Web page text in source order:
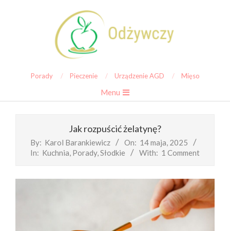
ODŻYWCZY
Porady Pieczenie Urządzenie AGD Mięso
Navigation
Menu
Jak rozpuścić żelatynę?
By: Karol Barankiewicz On: 14 maja, 2025
In: Kuchnia, Porady,Słodkie With: 1 Comment